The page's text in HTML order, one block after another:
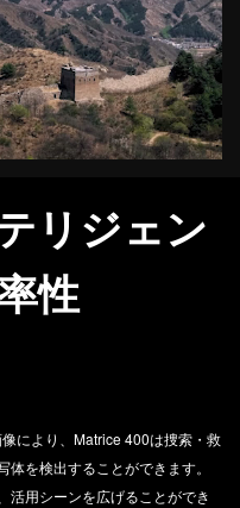
リジェン
性
により、Matrice 400は捜索・救
を検出することができます。
活用シーンを広げることができ